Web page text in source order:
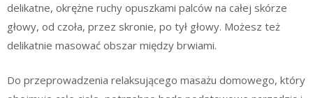
delikatne, okrężne ruchy opuszkami palców na całej skórze
głowy, od czoła, przez skronie, po tył głowy. Możesz też
delikatnie masować obszar między brwiami.
Do przeprowadzenia relaksującego masażu domowego, który